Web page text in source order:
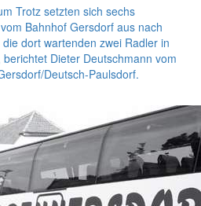
Trotz setzten sich sechs
Bahnhof Gersdorf aus nach
dort wartenden zwei Radler in
Dieter Deutschmann vom
Deutsch-Paulsdorf.